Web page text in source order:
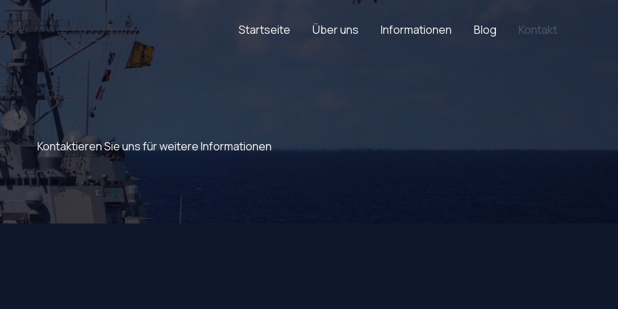
Startseite Über uns Informationen Blog Kontakt
Kontaktieren Sie uns für weitere Informationen